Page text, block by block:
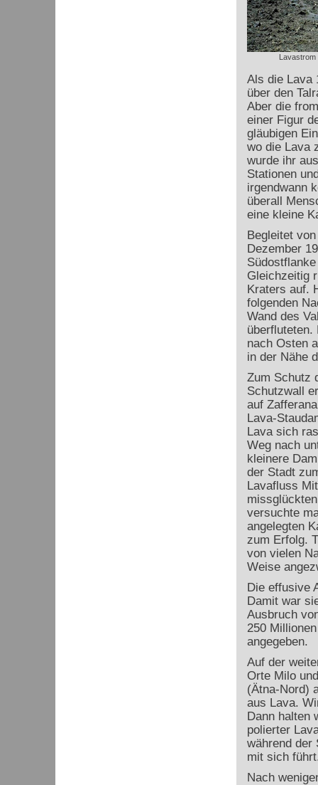
Lavastrom
Als die Lava
über den
Aber die
einer Figur
gläubigen
wo die Lava
wurde ihr
Stationen
irgendwann
überall
eine kleine
Begleitet
Dezember
Gleichzeitig
Kraters auf.
folgenden
Wand des
überfluteten.
nach Osten
in der Nähe
Zum Schutz
Schutzwall
auf
Lava-
Lava sich
Weg nach
kleinere
der Stadt
Lavafluss
versuchte
angelegten
zum Erfolg.
von vielen
Weise
Die effusive
Damit war
Ausbruch
250
angegeben.
Auf der
Orte Milo
(Ätna-Nord)
aus Lava.
Dann halten
polierter
während der
mit sich
Nach